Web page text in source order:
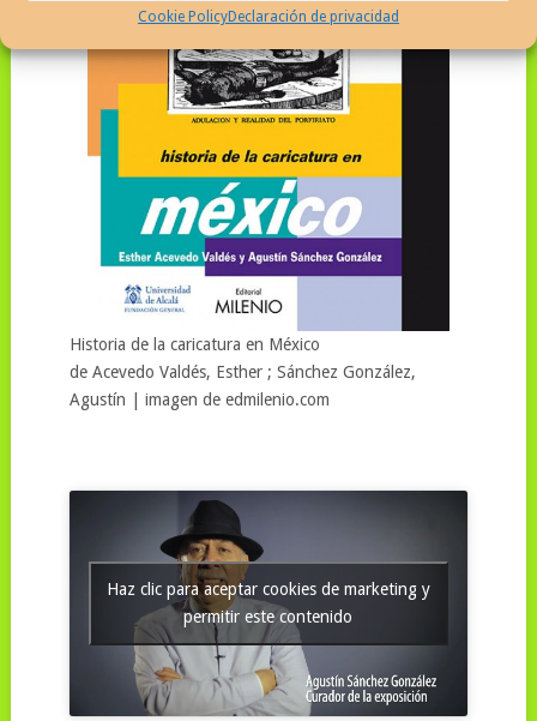
Cookie PolicyDeclaración de privacidad
Historia de la caricatura en México
de Acevedo Valdés, Esther ; Sánchez González,
Agustín | imagen de edmilenio.com
Haz clic para aceptar cookies de marketing y
permitir este contenido